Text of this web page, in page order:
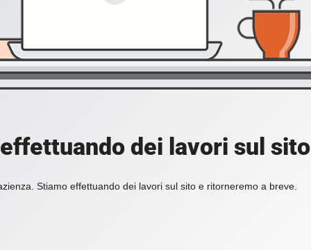
dei lavori sul sito
Stiamo effettuando dei lavori sul sito e ritorneremo a breve.